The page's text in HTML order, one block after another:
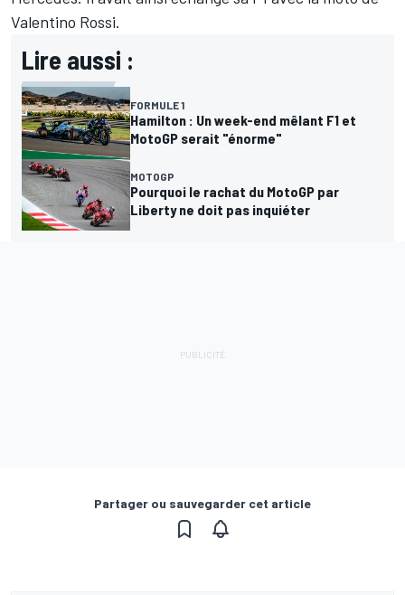
Valentino Rossi.
Lire aussi :
FORMULE 1
Hamilton : Un week-end mêlant F1 et
MotoGP serait "énorme"
MOTOGP
Pourquoi le rachat du MotoGP par
Liberty ne doit pas inquiéter
Partager ou sauvegarder cet article